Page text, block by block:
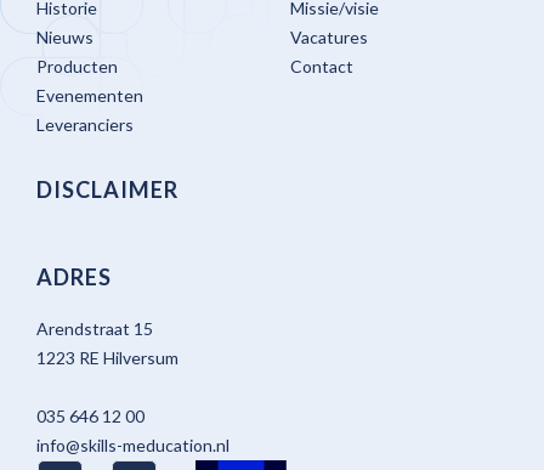
Historie
Nieuws
Producten
Evenementen
Leveranciers
Missie/visie
Vacatures
Contact
DISCLAIMER
ADRES
Arendstraat 15
1223 RE Hilversum
035 646 12 00
info@skills-meducation.nl